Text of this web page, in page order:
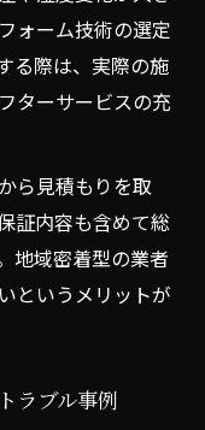
ォーム技術の選定
る際は、実際の施
ターサービスの充
ら見積もりを取
証内容も含めて総
地域密着型の業者
というメリットが
ラブル事例